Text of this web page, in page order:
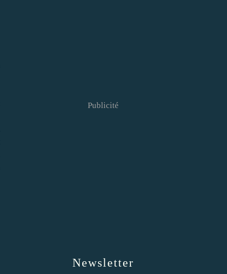
Newsletter
Publicité